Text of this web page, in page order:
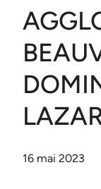
16 mai 2023